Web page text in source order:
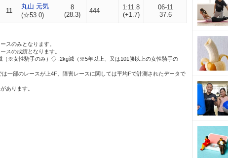
11
丸山 元気
(☆53.0)
8
(28.3)
444
1:11.8
(+1.7)
06-11
37.6
スのみとなります。
スの成績となります。
（※女性騎手のみ）
:2kg減（※5年以上、又は101勝以上の女性騎手の
一部のレースが上4F、障害レースに関しては平均Fで計測されたデータで
あります。